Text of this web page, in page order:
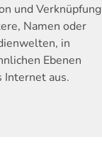
und Verknüpfung
Namen oder
in
Ebenen
Internet aus.